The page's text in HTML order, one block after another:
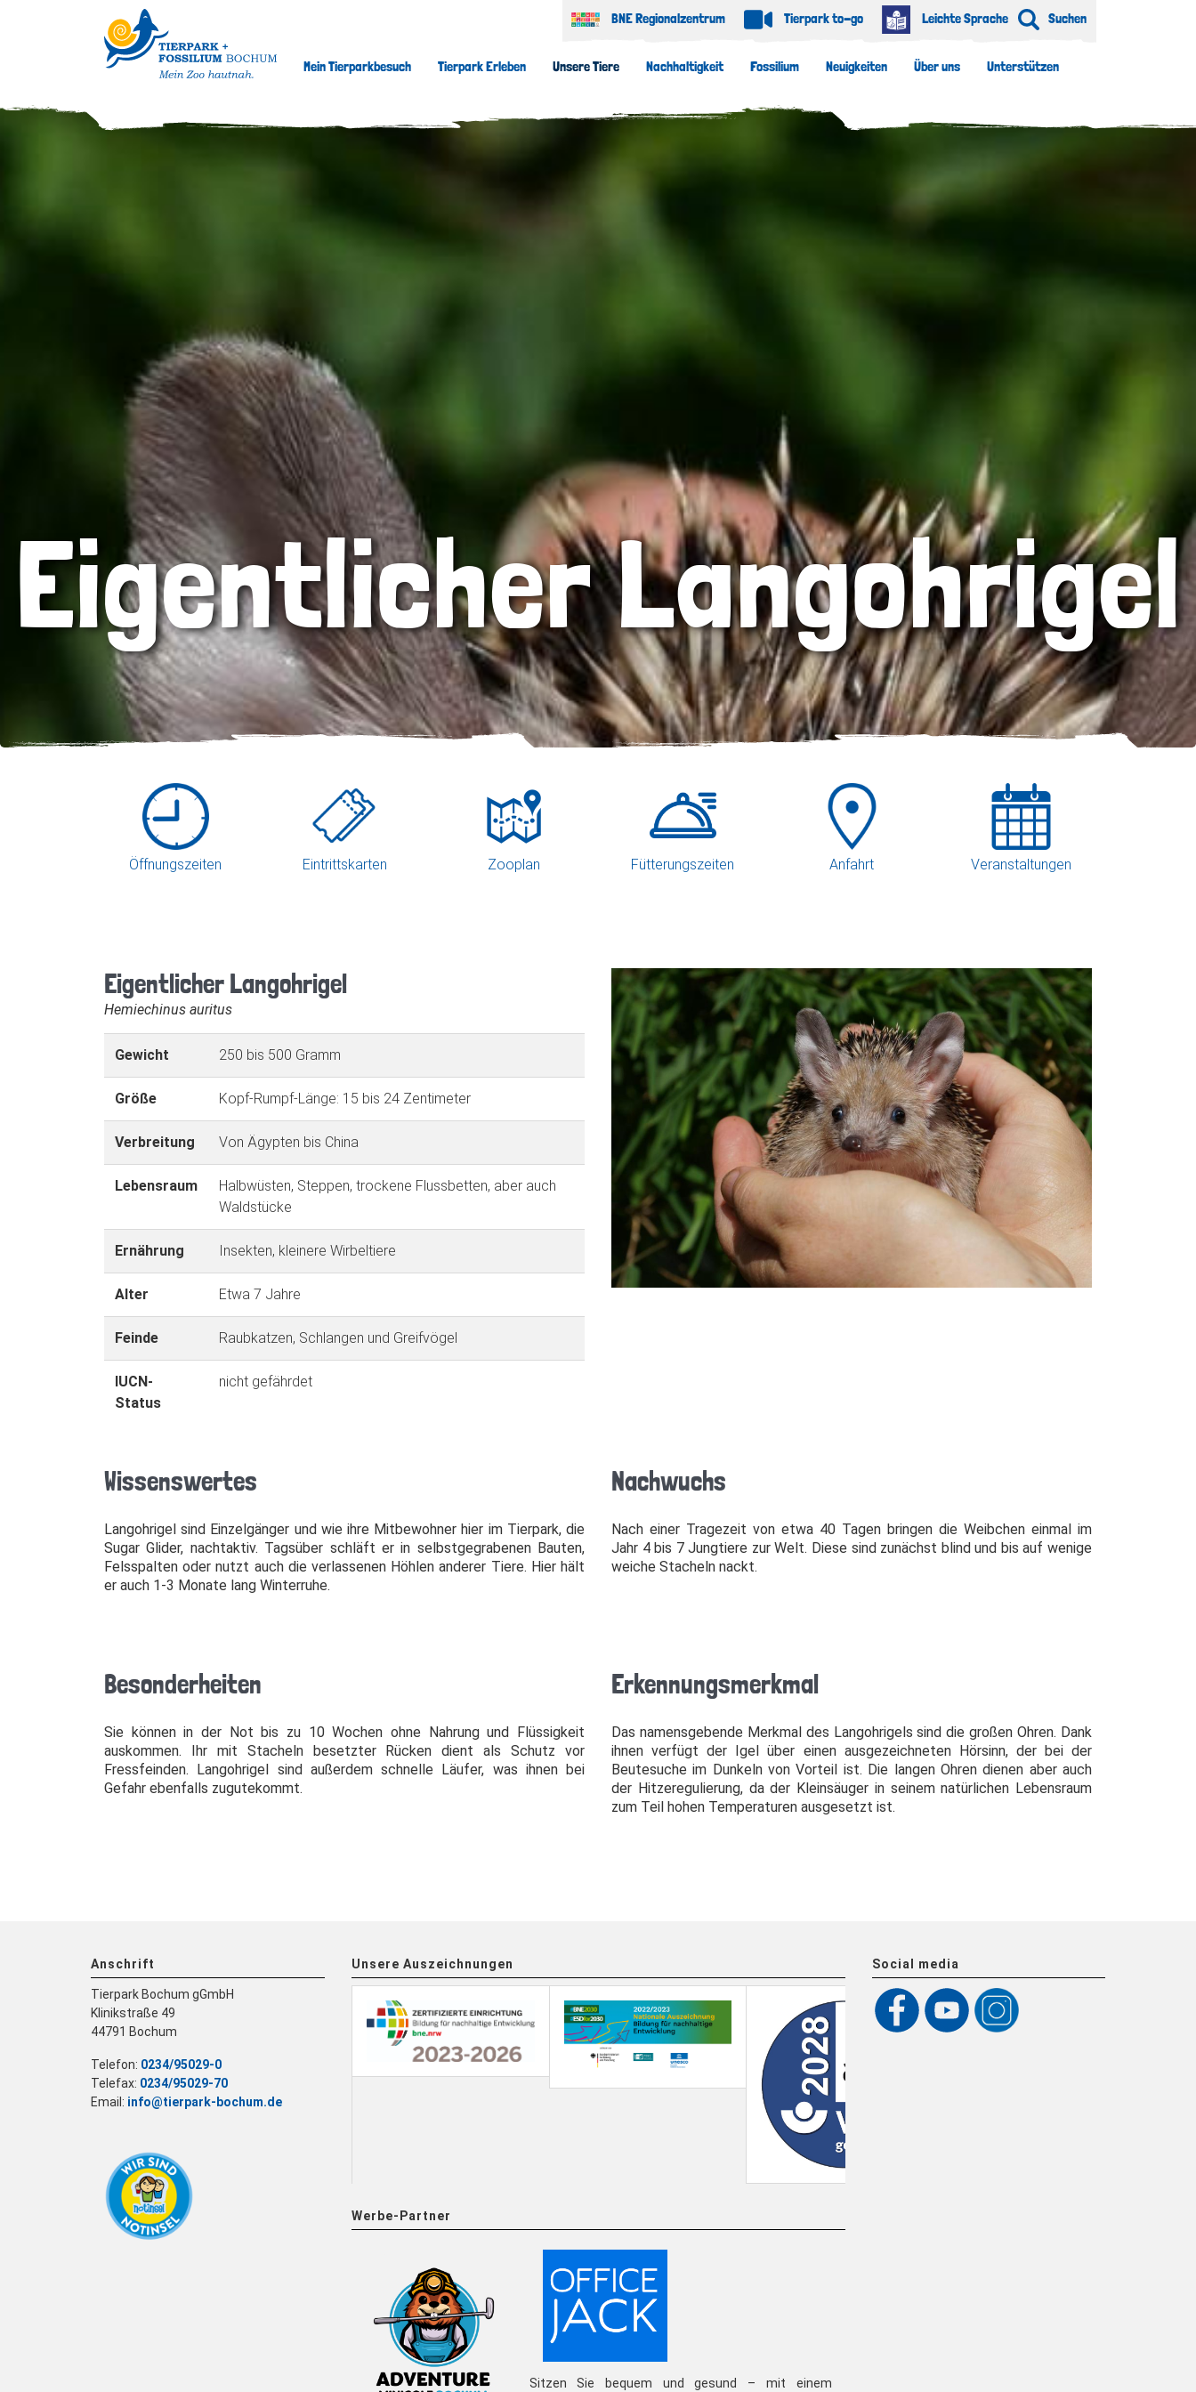
Mein Tierparkbesuch Tierpark Erleben Unsere Tiere Nachhaltigkeit Fossilium Neuigkeiten Über uns Unterstützen
BNE Regionalzentrum Tierpark to-go Leichte Sprache Suchen
Eigentlicher Langohrigel
Öffnungszeiten Eintrittskarten Zooplan Fütterungszeiten Anfahrt Veranstaltungen
Eigentlicher Langohrigel
Hemiechinus auritus
Gewicht 250 bis 500 Gramm
Größe Kopf-Rumpf-Länge: 15 bis 24 Zentimeter
Verbreitung Von Ägypten bis China
Lebensraum
Halbwüsten, Steppen, trockene Flussbetten, aber auch
Waldstücke
Ernährung Insekten, kleinere Wirbeltiere
Alter Etwa 7 Jahre
Feinde Raubkatzen, Schlangen und Greifvögel
IUCN-
Status
nicht gefährdet
Wissenswertes
Langohrigel sind Einzelgänger und wie ihre Mitbewohner hier im Tierpark, die
Sugar Gli­der, nachtaktiv. Tagsüber schläft er in selbst­gegrabenen Bauten,
Felsspalten oder nutzt auch die verlassenen Höhlen anderer Tiere. Hier hält
er auch 1-3 Monate lang Winter­ruhe.
Nachwuchs
Nach einer Tragezeit von etwa 40 Tagen bringen die Weibchen einmal im
Jahr 4 bis 7 Jungtiere zur Welt. Diese sind zunächst blind und bis auf weni­ge
weiche Stacheln nackt.
Besonderheiten
Sie können in der Not bis zu 10 Wochen ohne Nahrung und Flüssigkeit
auskommen. Ihr mit Stacheln besetzter Rücken dient als Schutz vor
Fressfeinden. Langohrigel sind außerdem schnelle Läufer, was ihnen bei
Gefahr ebenfalls zugutekommt.
Erkennungsmerkmal
Das namensgebende Merkmal des Langoh­rigels sind die großen Ohren. Dank
ihnen verfügt der Igel über einen ausgezeichneten Hörsinn, der bei der
Beutesuche im Dunkeln von Vorteil ist. Die langen Ohren dienen aber auch
der Hitzeregulierung, da der Kleinsäu­ger in seinem natürlichen Lebensraum
zum Teil hohen Temperaturen ausgesetzt ist.
Anschrift
Tierpark Bochum gGmbH
Klinikstraße 49
44791 Bochum
Telefon: 0234/95029-0
Telefax: 0234/95029-70
Email: info@tierpark-bochum.de
Unsere Auszeichnungen
Werbe-Partner
Sitzen Sie bequem und gesund – mit einem
Social media